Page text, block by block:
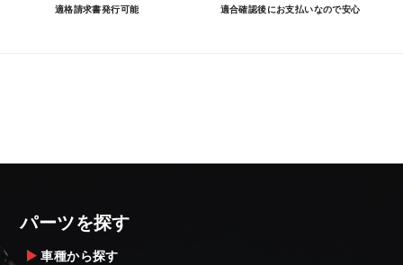
適格請求書発行可能 適合確認後にお支払いなので安心
パーツを探す
車種から探す